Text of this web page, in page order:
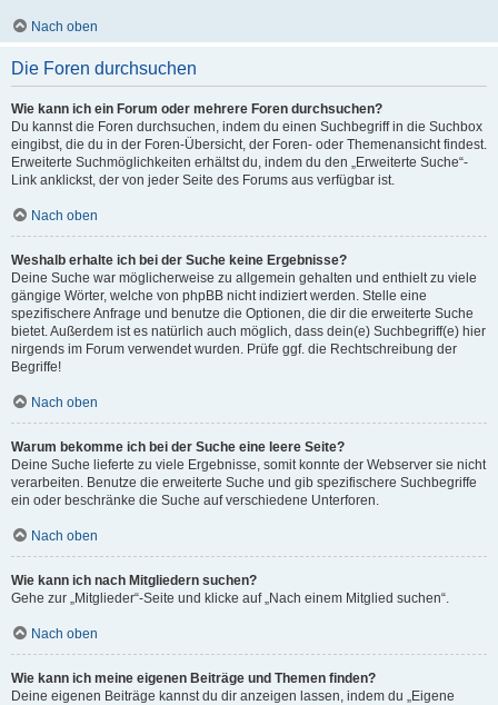
Nach oben
Die Foren durchsuchen
Wie kann ich ein Forum oder mehrere Foren durchsuchen?
Du kannst die Foren durchsuchen, indem du einen Suchbegriff in die Suchbox
eingibst, die du in der Foren-Übersicht, der Foren- oder Themenansicht findest.
Erweiterte Suchmöglichkeiten erhältst du, indem du den „Erweiterte Suche“-
Link anklickst, der von jeder Seite des Forums aus verfügbar ist.
Nach oben
Weshalb erhalte ich bei der Suche keine Ergebnisse?
Deine Suche war möglicherweise zu allgemein gehalten und enthielt zu viele
gängige Wörter, welche von phpBB nicht indiziert werden. Stelle eine
spezifischere Anfrage und benutze die Optionen, die dir die erweiterte Suche
bietet. Außerdem ist es natürlich auch möglich, dass dein(e) Suchbegriff(e) hier
nirgends im Forum verwendet wurden. Prüfe ggf. die Rechtschreibung der
Begriffe!
Nach oben
Warum bekomme ich bei der Suche eine leere Seite?
Deine Suche lieferte zu viele Ergebnisse, somit konnte der Webserver sie nicht
verarbeiten. Benutze die erweiterte Suche und gib spezifischere Suchbegriffe
ein oder beschränke die Suche auf verschiedene Unterforen.
Nach oben
Wie kann ich nach Mitgliedern suchen?
Gehe zur „Mitglieder“-Seite und klicke auf „Nach einem Mitglied suchen“.
Nach oben
Wie kann ich meine eigenen Beiträge und Themen finden?
Deine eigenen Beiträge kannst du dir anzeigen lassen, indem du „Eigene